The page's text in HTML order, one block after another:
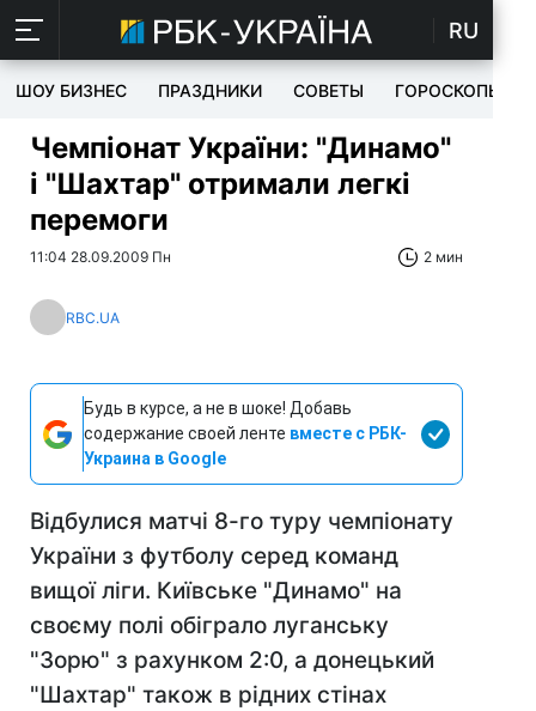
RU
ШОУ БИЗНЕС ПРАЗДНИКИ СОВЕТЫ ГОРОСКОПЫ
Чемпіонат України: "Динамо"
і "Шахтар" отримали легкі
перемоги
11:04 28.09.2009 Пн 2 мин
RBC.UA
Будь в курсе, а не в шоке! Добавь
содержание своей ленте вместе с РБК-
Украина в Google
Відбулися матчі 8-го туру чемпіонату
України з футболу серед команд
вищої ліги. Київське "Динамо" на
своєму полі обіграло луганську
"Зорю" з рахунком 2:0, а донецький
"Шахтар" також в рідних стінах